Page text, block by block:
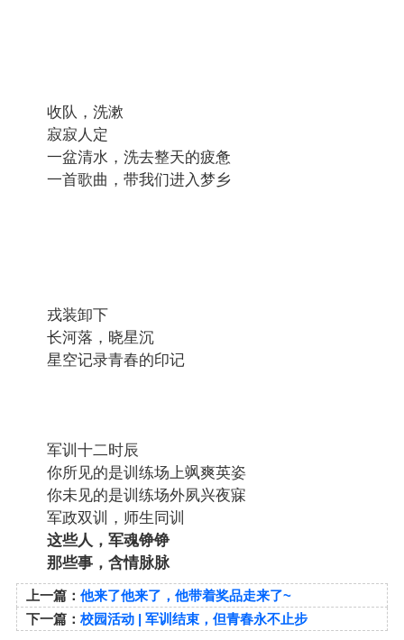
收队，洗漱
寂寂人定
一盆清水，洗去整天的疲惫
一首歌曲，带我们进入梦乡
戎装卸下
长河落，晓星沉
星空记录青春的印记
军训十二时辰
你所见的是训练场上飒爽英姿
你未见的是训练场外夙兴夜寐
军政双训，师生同训
这些人，军魂铮铮
那些事，含情脉脉
上一篇： 他来了他来了，他带着奖品走来了~
下一篇： 校园活动 | 军训结束，但青春永不止步